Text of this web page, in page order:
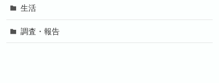
生活
調査・報告